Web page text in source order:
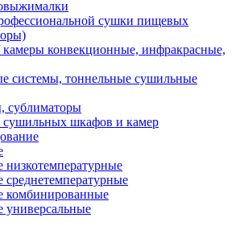
сушки пищевых
конвекционные, инфракрасные,
системы, тоннельные сушильные
сублиматоры
шкафов и камер